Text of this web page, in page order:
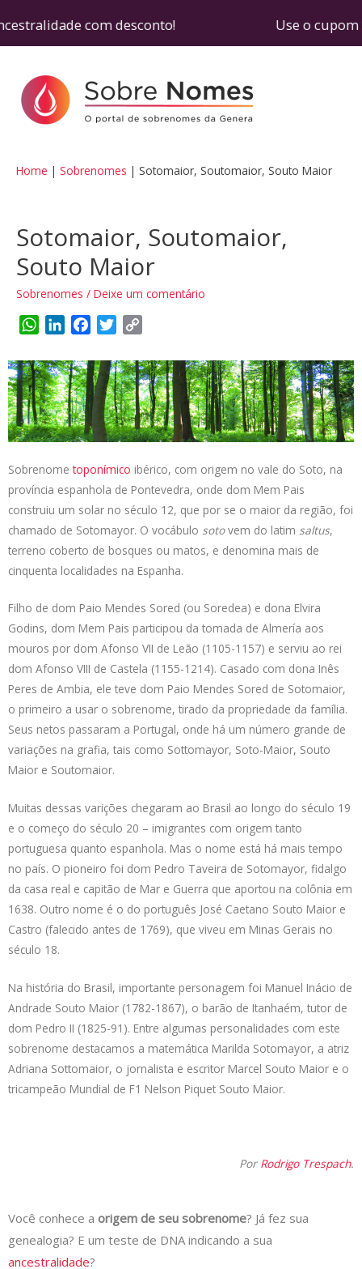
com desconto! Use o cupom
Home Sobrenomes Sotomaior, Soutomaior, Souto Maior
Sotomaior, Soutomaior,
Souto Maior
Sobrenomes / Deixe um comentário
W
a
t
s
A
p
n
k
e
d
I
c
e
b
o
o
i
t
t
e
r
p
y
L
i
n
k
Sobrenometoponímico ibérico, com origem no vale do Soto, na
província espanhola de Pontevedra, onde dom Mem Pais
construiu um solar no século 12, que por se o maior da região, foi
chamado de Sotomayor. O vocábulo sotovem do latim saltus,
terreno coberto de bosques ou matos, e denomina mais de
cinquenta localidades na Espanha.
Filho de dom Paio Mendes Sored (ou Soredea) e dona Elvira
Godins, dom Mem Pais participou da tomada de Almería aos
mouros por dom Afonso VII de Leão (1105-1157) e serviu ao rei
dom Afonso VIII de Castela (1155-1214). Casado com dona Inês
Peres de Ambia, ele teve dom Paio Mendes Sored de Sotomaior,
o primeiro a usar o sobrenome, tirado da propriedade da família.
Seus netos passaram a Portugal, onde há um número grande de
variações na grafia, tais como Sottomayor, Soto-Maior, Souto
Maior e Soutomaior.
Muitas dessas varições chegaram ao Brasil ao longo do século 19
e o começo do século 20 – imigrantes com origem tanto
portuguesa quanto espanhola. Mas o nome está há mais tempo
no país. O pioneiro foi dom Pedro Taveira de Sotomayor, fidalgo
da casa real e capitão de Mar e Guerra que aportou na colônia em
1638. Outro nome é o do português José Caetano Souto Maior e
Castro (falecido antes de 1769), que viveu em Minas Gerais no
século 18.
Na história do Brasil, importante personagem foi Manuel Inácio de
Andrade Souto Maior (1782-1867), o barão de Itanhaém, tutor de
dom Pedro II (1825-91). Entre algumas personalidades com este
sobrenome destacamos a matemática Marilda Sotomayor, a atriz
Adriana Sottomaior, o jornalista e escritor Marcel Souto Maior e o
tricampeão Mundial de F1 Nelson Piquet Souto Maior.
Por Rodrigo Trespach.
Você conhece a origem de seu sobrenome? Já fez sua
genealogia? E um teste de DNA indicando a sua
ancestralidade?